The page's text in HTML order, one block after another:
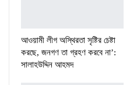
আওয়ামী লীগ অস্থিরতা সৃষ্টির চেষ্টা
করছে, জনগণ তা গ্রহণ করবে না’:
সালাহউদ্দিন আহমদ